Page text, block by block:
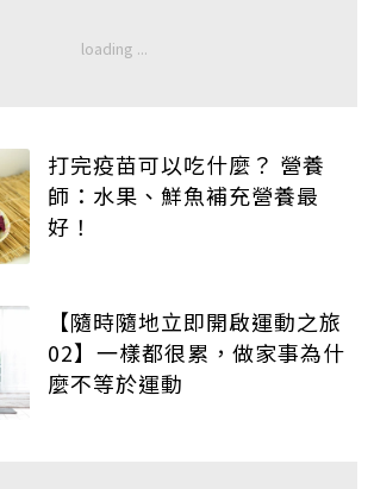
打完疫苗可以吃什麼？ 營養
師：水果、鮮魚補充營養最
好！
【隨時隨地立即開啟運動之旅
02】一樣都很累，做家事為什
麼不等於運動